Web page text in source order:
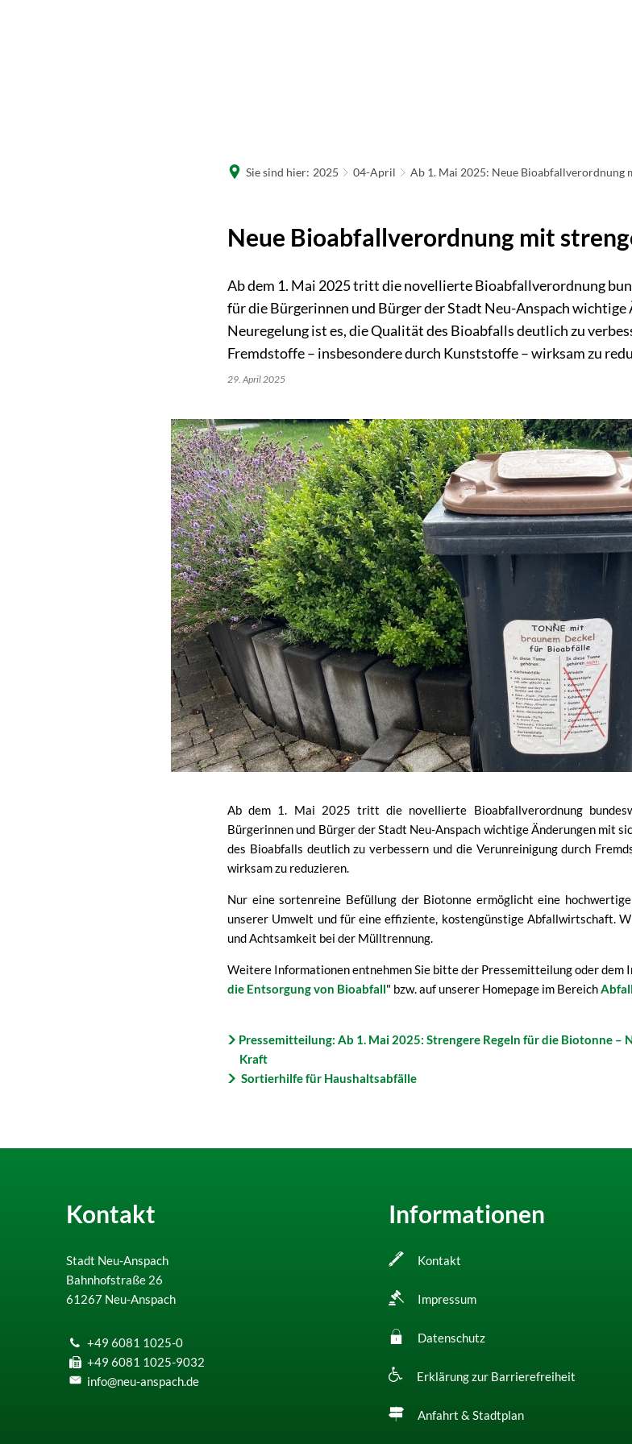
Sie sind hier: 2025 04-April Ab 1. Mai 2025: Neue Bioabfallverordnung
Neue Bioabfallverordnung mit
Ab dem 1. Mai 2025 tritt die novellierte Bioabfallverordnung
für die Bürgerinnen und Bürger der Stadt Neu-Anspach wichtige
Neuregelung ist es, die Qualität des Bioabfalls deutlich zu
Fremdstoffe – insbesondere durch Kunststoffe – wirksam zu
29. April 2025
Ab dem 1. Mai 2025 tritt die novellierte Bioabfallverordnung
Bürgerinnen und Bürger der Stadt Neu-Anspach wichtige Änderungen mit
des Bioabfalls deutlich zu verbessern und die Verunreinigung durch
wirksam zu reduzieren.
Nur eine sortenreine Befüllung der Biotonne ermöglicht eine
unserer Umwelt und für eine effiziente, kostengünstige Abfallwirtschaft.
und Achtsamkeit bei der Mülltrennung.
Weitere Informationen entnehmen Sie bitte der Pressemitteilung oder dem
die Entsorgung von Bioabfall" bzw. auf unserer Homepage im Bereich
Pressemitteilung: Ab 1. Mai 2025: Strengere Regeln für die Biotonne
Kraft
Sortierhilfe für Haushaltsabfälle
Kontakt
Stadt Neu-Anspach
Bahnhofstraße 26
61267 Neu-Anspach
+49 6081 1025-0
+49 6081 1025-9032
info@neu-anspach.de
Informationen
Kontakt
Impressum
Datenschutz
Erklärung zur Barrierefreiheit
Anfahrt & Stadtplan